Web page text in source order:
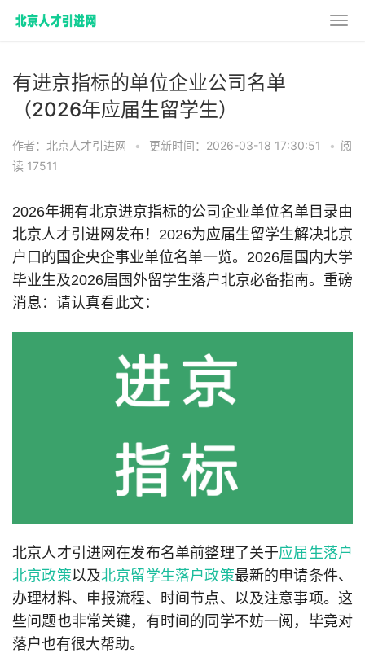
有进京指标的单位企业公司名单
（2026年应届生留学生）
作者：北京人才引进网 • 更新时间：2026-03-18 17:30:51 • 阅
读 17511
2026年拥有北京进京指标的公司企业单位名单目录由
北京人才引进网发布！2026为应届生留学生解决北京
户口的国企央企事业单位名单一览。2026届国内大学
毕业生及2026届国外留学生落户北京必备指南。重磅
消息：请认真看此文：
北京人才引进网在发布名单前整理了关于应届生落户
北京政策以及北京留学生落户政策最新的申请条件、
办理材料、申报流程、时间节点、以及注意事项。这
些问题也非常关键，有时间的同学不妨一阅，毕竟对
落户也有很大帮助。